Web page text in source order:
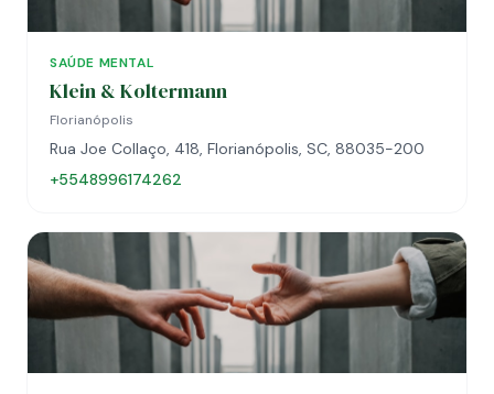
SAÚDE MENTAL
Klein & Koltermann
Florianópolis
Rua Joe Collaço, 418, Florianópolis, SC, 88035-200
+5548996174262